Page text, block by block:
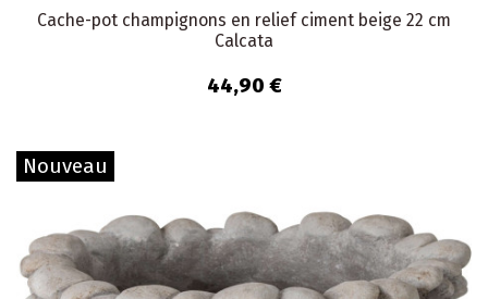
Cache-pot champignons en relief ciment beige 22 cm
Calcata
44,90 €
Nouveau